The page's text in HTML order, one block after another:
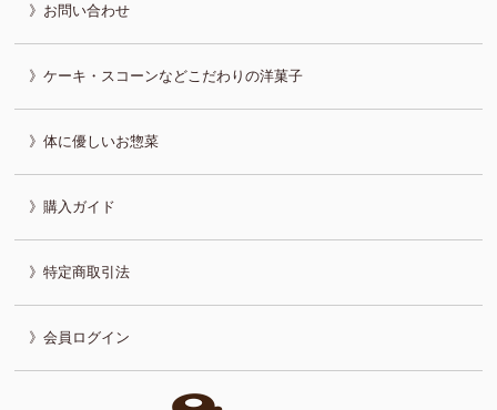
お問い合わせ
ケーキ・スコーンなどこだわりの洋菓子
体に優しいお惣菜
購入ガイド
特定商取引法
会員ログイン